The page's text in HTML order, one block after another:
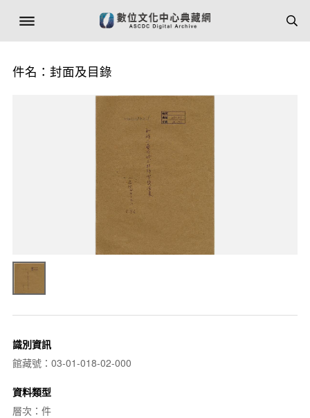
件名：封面及目錄
識別資訊
館藏號：03-01-018-02-000
資料類型
層次：件